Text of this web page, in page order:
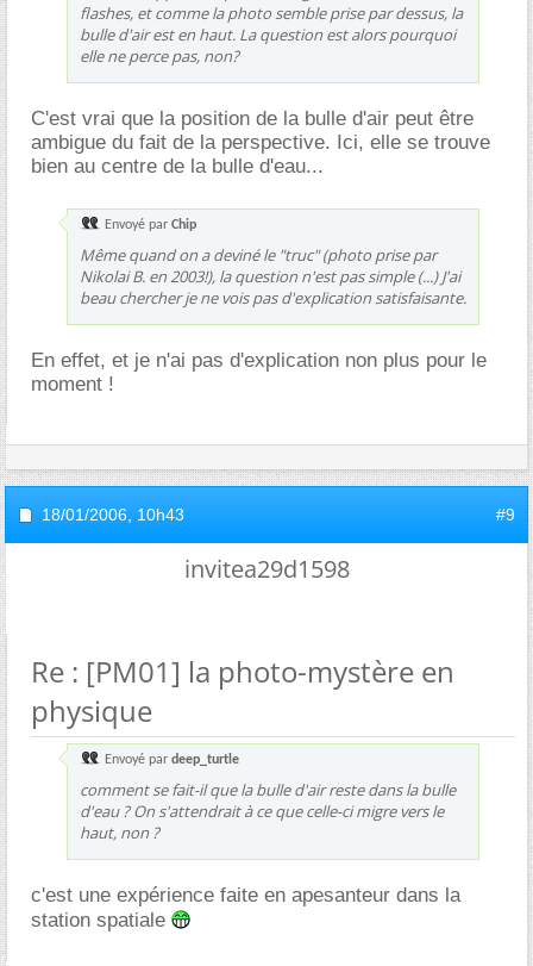
flashes, et comme la photo semble prise par dessus, la
bulle d'air est en haut. La question est alors pourquoi
elle ne perce pas, non?
C'est vrai que la position de la bulle d'air peut être
ambigue du fait de la perspective. Ici, elle se trouve
bien au centre de la bulle d'eau...
Envoyé par Chip
Même quand on a deviné le "truc" (photo prise par
Nikolai B. en 2003!), la question n'est pas simple (...) J'ai
beau chercher je ne vois pas d'explication satisfaisante.
En effet, et je n'ai pas d'explication non plus pour le
moment !
18/01/2006, 10h43 #9
invitea29d1598
Re : [PM01] la photo-mystère en
physique
Envoyé par deep_turtle
comment se fait-il que la bulle d'air reste dans la bulle
d'eau ? On s'attendrait à ce que celle-ci migre vers le
haut, non ?
c'est une expérience faite en apesanteur dans la
station spatiale